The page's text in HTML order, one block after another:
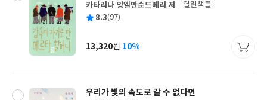
글
쓴
카타리나 잉엘만순드베리 저
출
사
열린책들
평 8.3(97)
가
13,320원 10%
우리가 빛의 속도로 갈 수 없다면